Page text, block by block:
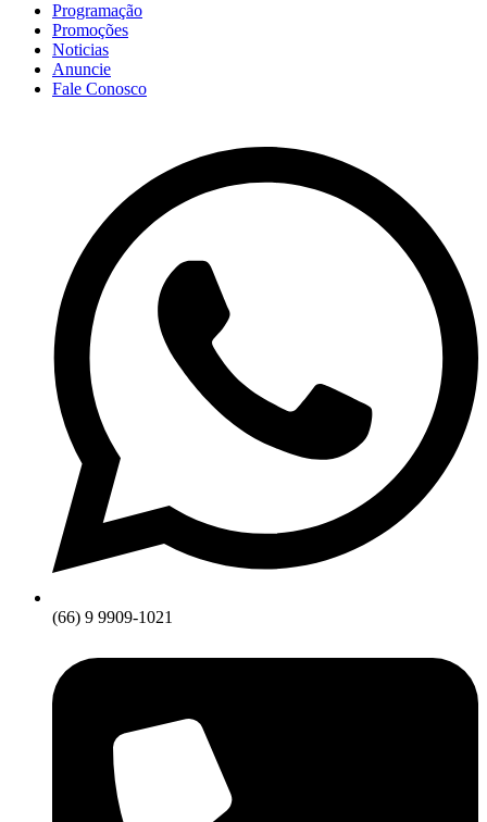
Programação
Promoções
Noticias
Anuncie
Fale Conosco
(66) 9 9909-1021